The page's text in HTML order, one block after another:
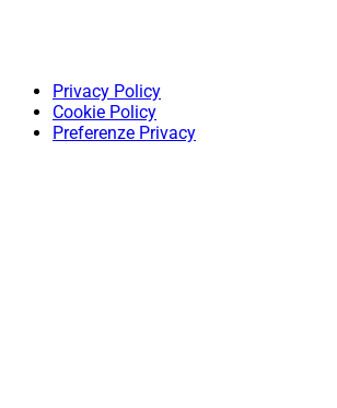
Privacy Policy
Cookie Policy
Preferenze Privacy